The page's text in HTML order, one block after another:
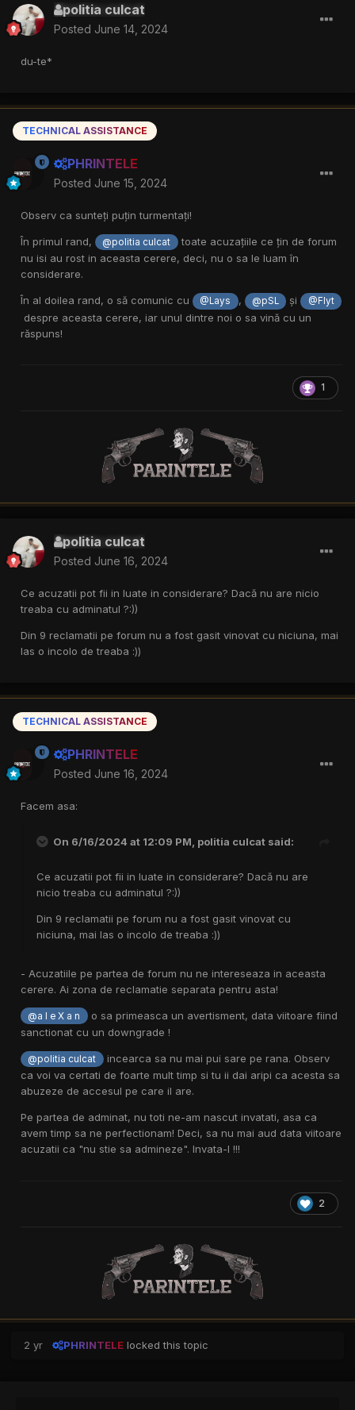
politia culcat
Posted June 14, 2024
du-te*
TECHNICAL ASSISTANCE
PHRINTELE
Posted June 15, 2024
Observ ca sunteți puțin turmentați!
În primul rand, @politia culcat
toate acuzațiile ce țin de forum
nu isi au rost in aceasta cerere, deci, nu o sa le luam în
considerare.
În al doilea rand, o să comunic cu @Lays , @pSL și @Flyt
despre aceasta cerere, iar unul dintre noi o sa vină cu un
răspuns!
1
politia culcat
Posted June 16, 2024
Ce acuzatii pot fii in luate in considerare? Dacă nu are nicio
treaba cu adminatul ?:))
Din 9 reclamatii pe forum nu a fost gasit vinovat cu niciuna, mai
las o incolo de treaba :))
TECHNICAL ASSISTANCE
PHRINTELE
Posted June 16, 2024
Facem asa:
On 6/16/2024 at 12:09 PM, politia culcat said:
Ce acuzatii pot fii in luate in considerare? Dacă nu are
nicio treaba cu adminatul ?:))
Din 9 reclamatii pe forum nu a fost gasit vinovat cu
niciuna, mai las o incolo de treaba :))
- Acuzatiile pe partea de forum nu ne intereseaza in aceasta
cerere. Ai zona de reclamatie separata pentru asta!
@a l e X a n
o sa primeasca un avertisment, data viitoare fiind
sanctionat cu un downgrade !
@politia culcat
incearca sa nu mai pui sare pe rana. Observ
ca voi va certati de foarte mult timp si tu ii dai aripi ca acesta sa
abuzeze de accesul pe care il are.
Pe partea de adminat, nu toti ne-am nascut invatati, asa ca
avem timp sa ne perfectionam! Deci, sa nu mai aud data viitoare
acuzatii ca "nu stie sa admineze". Invata-l !!!
2
2 yr PHRINTELE locked this topic